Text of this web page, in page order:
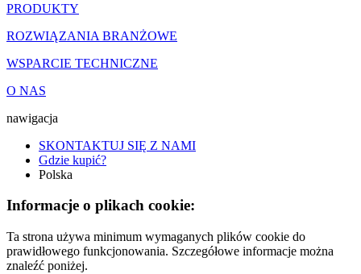
PRODUKTY
ROZWIĄZANIA BRANŻOWE
WSPARCIE TECHNICZNE
O NAS
nawigacja
SKONTAKTUJ SIĘ Z NAMI
Gdzie kupić?
Polska
Informacje o plikach cookie:
Ta strona używa minimum wymaganych plików cookie do
prawidłowego funkcjonowania. Szczegółowe informacje można
znaleźć poniżej.